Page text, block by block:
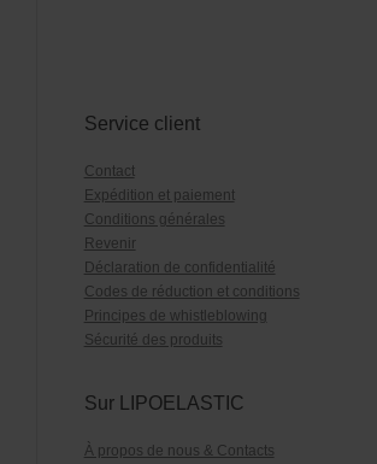
Service client
Contact
Expédition et paiement
Conditions générales
Revenir
Déclaration de confidentialité
Codes de réduction et conditions
Principes de whistleblowing
Sécurité des produits
Sur LIPOELASTIC
À propos de nous & Contacts